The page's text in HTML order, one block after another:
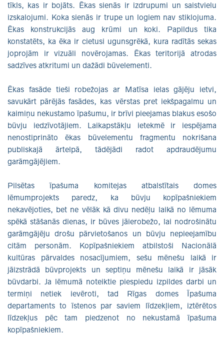
tīkls, kas ir bojāts. Ēkas sienās ir izdrupumi un saistvielu
izskalojumi. Koka sienās ir trupe un logiem nav stiklojuma.
Ēkas konstrukcijās aug krūmi un koki. Papildus tika
konstatēts, ka ēka ir cietusi ugunsgrēkā, kura radītās sekas
joprojām ir vizuāli novērojamas. Ēkas teritorijā atrodas
sadzīves atkritumi un dažādi būvelementi.
Ēkas fasāde tieši robežojas ar Matīsa ielas gājēju ietvi,
savukārt pārējās fasādes, kas vērstas pret iekšpagalmu un
kaimiņu nekustamo īpašumu, ir brīvi pieejamas blakus esošo
būvju iedzīvotājiem. Laikapstākļu ietekmē ir iespējama
nenostiprināto ēkas būvelementu fragmentu nokrišana
publiskajā ārtelpā, tādējādi radot apdraudējumu
garāmgājējiem.
Pilsētas īpašuma komitejas atbalstītais domes
lēmumprojekts paredz, ka būvju kopīpašniekiem
nekavējoties, bet ne vēlāk kā divu nedēļu laikā no lēmuma
spēkā stāšanās dienas, ir būves jāierobežo, lai nodrošinātu
garāmgājēju drošu pārvietošanos un būvju nepieejamību
citām personām. Kopīpašniekiem atbilstoši Nacionālā
kultūras pārvaldes nosacījumiem, sešu mēnešu laikā ir
jāizstrādā būvprojekts un septiņu mēnešu laikā ir jāsāk
būvdarbi. Ja lēmumā noteiktie piespiedu izpildes darbi un
termiņi netiek ievēroti, tad Rīgas domes Īpašuma
departaments to īstenos par saviem līdzekļiem, iztērētos
līdzekļus pēc tam piedzenot no nekustamā īpašuma
kopīpašniekiem.